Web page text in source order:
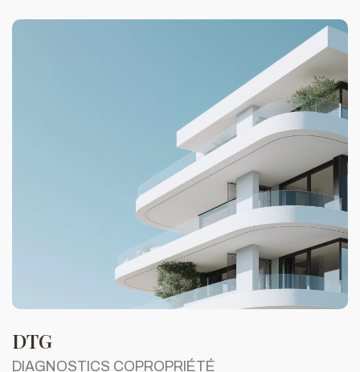
DTG
DIAGNOSTICS COPROPRIÉTÉ